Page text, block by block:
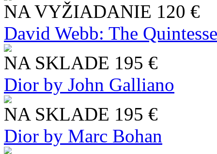
NA VYŽIADANIE 120 €
David Webb: The
NA SKLADE 195 €
Dior by John Galliano
NA SKLADE 195 €
Dior by Marc Bohan